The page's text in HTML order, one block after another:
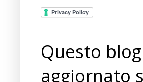
Questo
aggiornato